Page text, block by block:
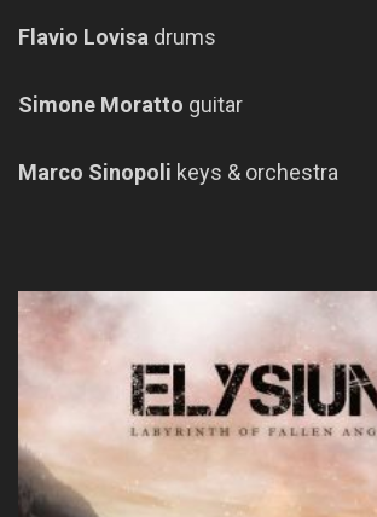
Flavio Lovisa drums
Simone Moratto guitar
Marco Sinopoli keys & orchestra